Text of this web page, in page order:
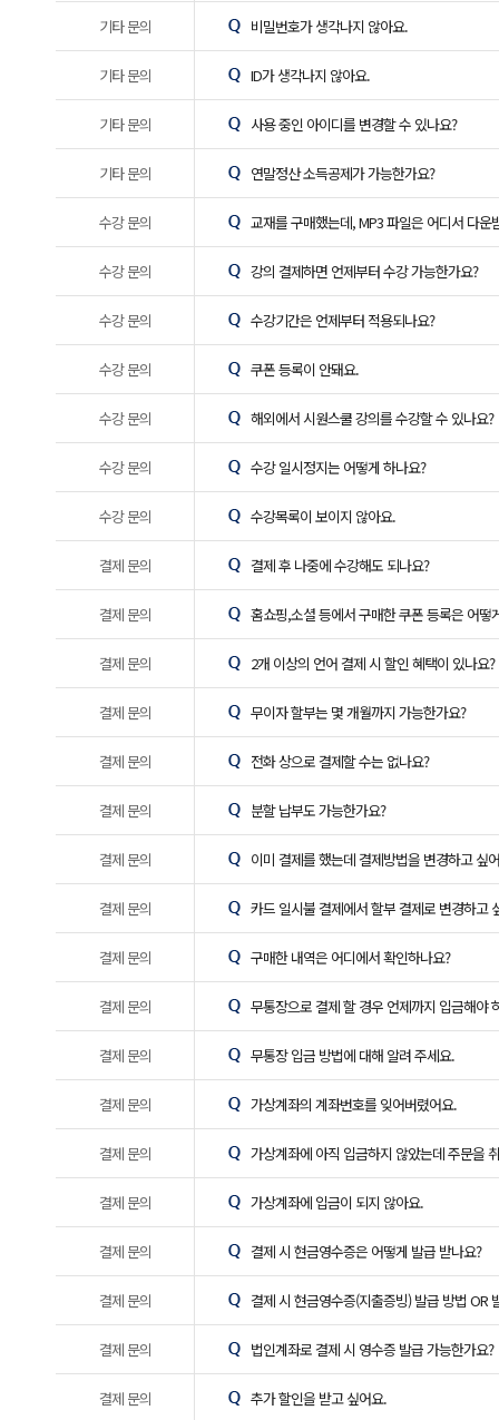
기타 문의 비밀번호가 생각나지 않아요.
기타 문의 ID가 생각나지 않아요.
기타 문의 사용 중인 아이디를 변경할 수 있나요?
기타 문의 연말정산 소득공제가 가능한가요?
수강 문의 교재를 구매했는데, MP3 파일은 어디서 다운
수강 문의 강의 결제하면 언제부터 수강 가능한가요?
수강 문의 수강기간은 언제부터 적용되나요?
수강 문의 쿠폰 등록이 안돼요.
수강 문의 해외에서 시원스쿨 강의를 수강할 수 있나요?
수강 문의 수강 일시정지는 어떻게 하나요?
수강 문의 수강목록이 보이지 않아요.
결제 문의 결제 후 나중에 수강해도 되나요?
결제 문의 홈쇼핑,소셜 등에서 구매한 쿠폰 등록은 어떻
결제 문의 2개 이상의 언어 결제 시 할인 혜택이 있나요?
결제 문의 무이자 할부는 몇 개월까지 가능한가요?
결제 문의 전화 상으로 결제할 수는 없나요?
결제 문의 분할 납부도 가능한가요?
결제 문의 이미 결제를 했는데 결제방법을 변경하고 싶
결제 문의 카드 일시불 결제에서 할부 결제로 변경하고
결제 문의 구매한 내역은 어디에서 확인하나요?
결제 문의 무통장으로 결제 할 경우 언제까지 입금해야
결제 문의 무통장 입금 방법에 대해 알려 주세요.
결제 문의 가상계좌의 계좌번호를 잊어버렸어요.
결제 문의 가상계좌에 아직 입금하지 않았는데 주문을
결제 문의 가상계좌에 입금이 되지 않아요.
결제 문의 결제 시 현금영수증은 어떻게 발급 받나요?
결제 문의 결제 시 현금영수증(지출증빙) 발급 방법 OR
결제 문의 법인계좌로 결제 시 영수증 발급 가능한가요?
결제 문의 추가 할인을 받고 싶어요.